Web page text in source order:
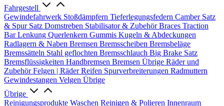
Fahrgestell
Gewindefahrwerk Stoßdämpfern Tieferlegungsfedern Camber Satz
& Spur Satz Domstreben Stabilisator & ZubehörBraces Traction
BarLenkung Querlenkern Gummis Kugeln & Abdeckungen
Radlagern & Naben Bremsen Bremsscheiben Bremsbeläge
Bremssätteln Stahl geflochten Bremsschlauch Big Brake Satz
Bremsflüssigkeiten Handbremsen Bremsen Übrige Räder und
ZubehörFelgen | RäderReifen Spurverbreiterungen Radmuttern
Gewindestangen Velgen Übrige
Übrige
Reinigungsprodukte Waschen Reinigen & Polieren Innenraum